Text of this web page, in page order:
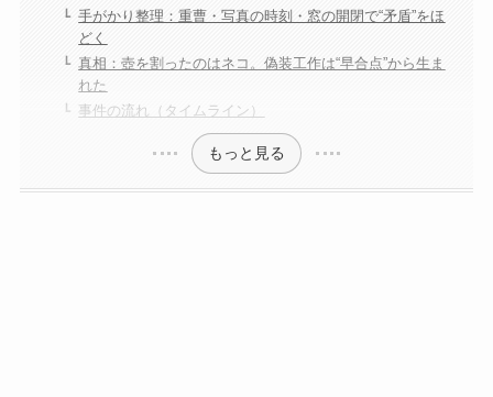
手がかり整理：重曹・写真の時刻・窓の開閉で“矛盾”をほ
どく
真相：壺を割ったのはネコ。偽装工作は“早合点”から生ま
れた
事件の流れ（タイムライン）
もっと見る